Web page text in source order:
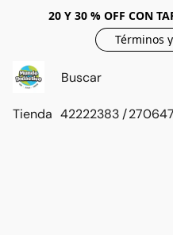
20 Y 30 % OFF CON
Términos
Tienda 42222383 /